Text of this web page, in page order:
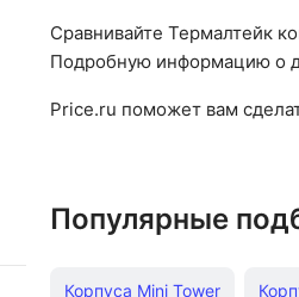
Сравнивайте Термалтейк
Подробную информацию о
Price.ru поможет вам
Популярные
Корпуса Mini Tower